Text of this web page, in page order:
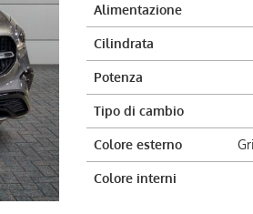
Alimentazione
Cilindrata
Potenza
Tipo di cambio
Colore esterno
Colore interni